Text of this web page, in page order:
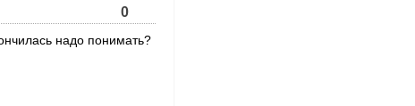
0
надо понимать?